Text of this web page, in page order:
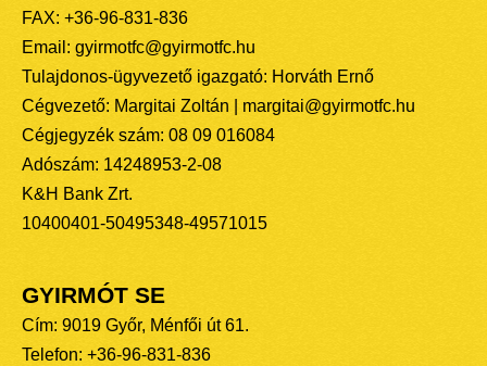
FAX: +36-96-831-836
Email: gyirmotfc@gyirmotfc.hu
Tulajdonos-ügyvezető igazgató: Horváth Ernő
Cégvezető: Margitai Zoltán | margitai@gyirmotfc.hu
Cégjegyzék szám: 08 09 016084
Adószám: 14248953-2-08
K&H Bank Zrt.
10400401-50495348-49571015
GYIRMÓT SE
Cím: 9019 Győr, Ménfői út 61.
Telefon: +36-96-831-836